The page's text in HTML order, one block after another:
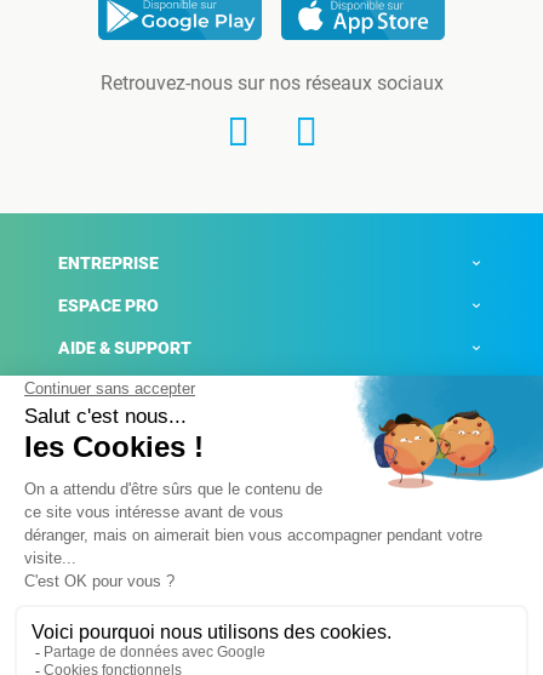
Retrouvez-nous sur nos réseaux sociaux
ENTREPRISE
ESPACE PRO
AIDE & SUPPORT
ACTUALITÉS
Mentions légales
Conditions générales de ventes